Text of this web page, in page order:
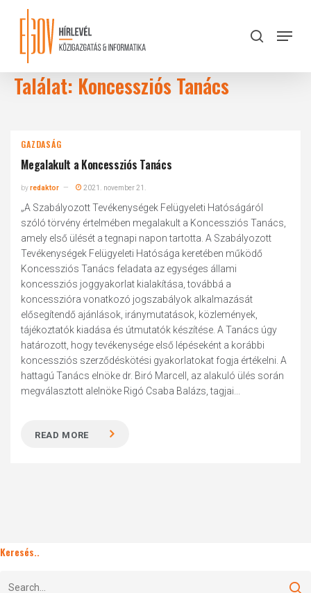
content
search
Menu
Találat: Koncessziós Tanács
GAZDASÁG
Megalakult a Koncessziós Tanács
byredaktor 2021. november 21.
„A Szabályozott Tevékenységek Felügyeleti Hatóságáról
szóló törvény értelmében megalakult a Koncessziós Tanács,
amely első ülését a tegnapi napon tartotta. A Szabályozott
Tevékenységek Felügyeleti Hatósága keretében működő
Koncessziós Tanács feladata az egységes állami
koncessziós joggyakorlat kialakítása, továbbá a
koncesszióra vonatkozó jogszabályok alkalmazását
elősegítendő ajánlások, iránymutatások, közlemények,
tájékoztatók kiadása és útmutatók készítése. A Tanács úgy
határozott, hogy tevékenysége első lépéseként a korábbi
koncessziós szerződéskötési gyakorlatokat fogja értékelni. A
hattagú Tanács elnöke dr. Biró Marcell, az alakuló ülés során
megválasztott alelnöke Rigó Csaba Balázs, tagjai...
READ MORE
Keresés..
Close